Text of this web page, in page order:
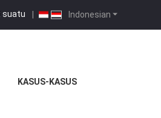
Indonesian
suatu |
KASUS-KASUS